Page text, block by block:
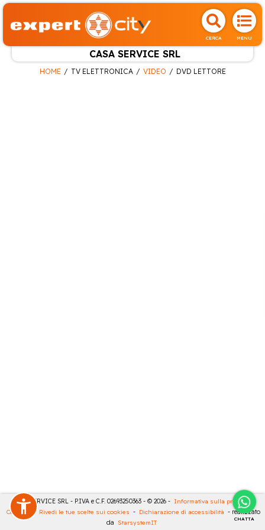
CERCA MENU
CASA SERVICE SRL
CHATTA
HOME TV ELETTRONICA VIDEO DVD LETTORE
CASA SERVICE SRL - P.IVA e C.F. 02693250363 - © 2026 - Informativa sulla privacy -
Cookies
- Rivedi le tue scelte sui cookies - Dichiarazione di accessibilità - realizzato
da StarsystemIT